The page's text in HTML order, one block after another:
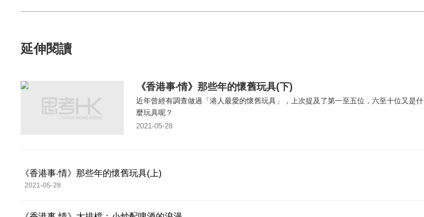
延伸閱讀
《香港事‧情》那些年的懷舊玩具(下)
近年曾經有調查做過「港人最愛的懷舊玩具」，上次提及了第一至五位，六至十位又是什
麼玩具呢？
2021-05-28
《香港事‧情》那些年的懷舊玩具(上)
2021-05-28